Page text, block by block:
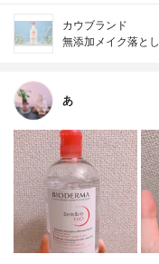
カウブランド
無添加メイク落と
あ